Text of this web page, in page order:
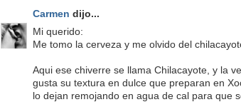
Carmen dijo...
Mi querido:
Me tomo la cerveza y me olvido del
Aqui ese chiverre se llama Chilacayote, y la
gusta su textura en dulce que preparan en
lo dejan remojando en agua de cal para que